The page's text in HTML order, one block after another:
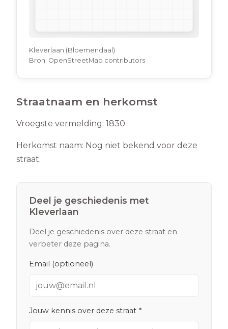
Kleverlaan (Bloemendaal)
Bron: OpenStreetMap contributors
Straatnaam en herkomst
Vroegste vermelding: 1830
Herkomst naam: Nog niet bekend voor deze
straat.
Deel je geschiedenis met
Kleverlaan
Deel je geschiedenis over deze straat en
verbeter deze pagina.
Email (optioneel)
Jouw kennis over deze straat *